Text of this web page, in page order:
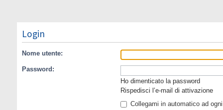
Login
Nome utente:
Password:
Ho dimenticato la password
Rispedisci l’e-mail di attivazione
Collegami in automatico ad